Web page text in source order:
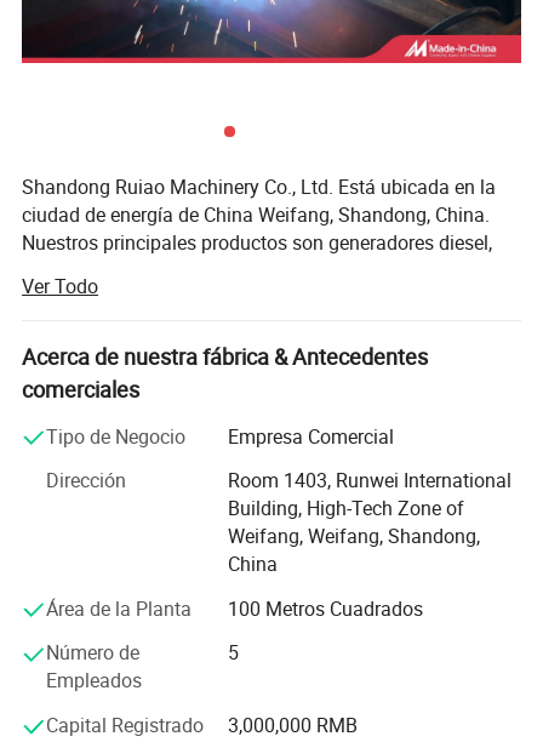
Leroy somer
Maratón
MECC alte
ABB
COMAP
lixise
Doosan
Yangdong
Lovol
Año
Volvo
Shandong Ruiao Machinery Co., Ltd. Está ubicada en la
ciudad de energía de China Weifang, Shandong, China.
Nuestros principales productos son generadores diesel,
diesel, etc. Productos de motores diesel incluyendo
motores diesel Weifang serie entera, ZH2110, ZH490,
ZH4100,
ZH4105, R6105, 6126ZLD, 618ZLD, etc. que utilizan la
tecnología Ricardo. Potencia 15-225 kw, velocidad 1500-
2200r/min 3000r/min, con bajo consumo de combustible,
fiabilidad, par, buen funcionamiento, mantenimiento y
otras características prácticas. Ampliamente utilizado en
generación de energía, operaciones fijas, lucha contra
incendios y otros campos.
Nuestra potencia de generador de 5kVA a 2500 kVA. Tipo
abierto, tipo de carrocería, tipo silencioso, tipo de
remolque, Generadores diésel totalmente automáticos,
etc. podemos personalizarlo de acuerdo con sus
necesidades especiales. Está acoplado por motores de
Ver Todo
Acerca de nuestra fábrica & Antecedentes
comerciales
Tipo de Negocio
Empresa Comercial
Dirección
Room 1403, Runwei International
Building, High-Tech Zone of
Weifang, Weifang, Shandong,
China
Área de la Planta
100 Metros Cuadrados
Número de
Empleados
5
Capital Registrado
3,000,000 RMB